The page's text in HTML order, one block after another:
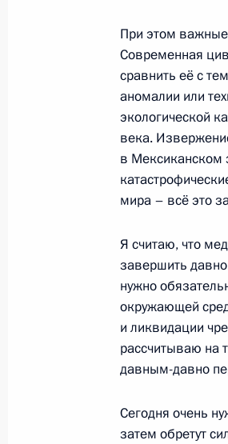
Совещание по
26 января 2011
25 января
Терроризм
«Это теракт,
25 января 2011
Экстренное
При этом важные
Современная
сравнить её с
аномалии или
экологической
века.
в Мексиканском
мира – всё это
Я считаю, что
завершить
нужно
окружающей
и ликвидации
рассчитываю на
давным-давно
Сегодня очень
затем обретут